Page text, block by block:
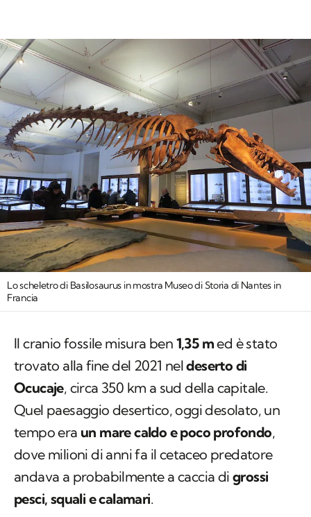
Lo scheletro di Basilosaurus in mostra Museo di Storia di Nantes in
Francia
Il cranio fossile misura ben 1,35 med è stato
trovato alla fine del 2021 neldeserto di
Ocucaje, circa 350 km a sud della capitale.
Quel paesaggio desertico, oggi desolato, un
tempo era un mare caldo e poco profondo,
dove milioni di anni fa il cetaceo predatore
andava a probabilmente a caccia di grossi
pesci, squali e calamari.